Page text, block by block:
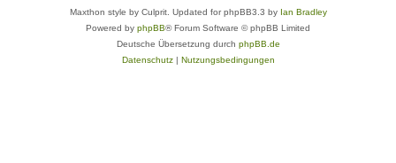
Maxthon style by Culprit. Updated for phpBB3.3 by Ian Bradley
Powered by phpBB® Forum Software © phpBB Limited
Deutsche Übersetzung durch phpBB.de
Datenschutz| Nutzungsbedingungen